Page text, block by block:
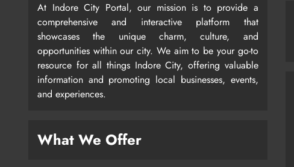
At Indore City Portal, our mission is to provide a
comprehensive and interactive platform that
showcases the unique charm, culture, and
opportunities within our city. We aim to be your go-to
resource for all things Indore City, offering valuable
information and promoting local businesses, events,
and experiences.
What We Offer